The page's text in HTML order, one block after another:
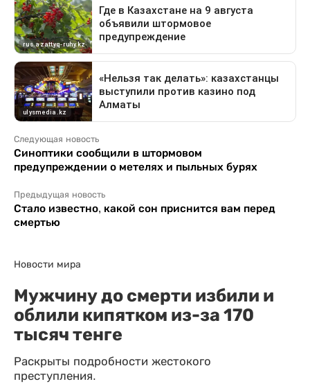
Следующая новость
Синоптики сообщили в штормовом
предупреждении о метелях и пыльных бурях
Предыдущая новость
Стало известно, какой сон приснится вам перед
смертью
Новости мира
Мужчину до смерти избили и
облили кипятком из-за 170
тысяч тенге
Раскрыты подробности жестокого
преступления.